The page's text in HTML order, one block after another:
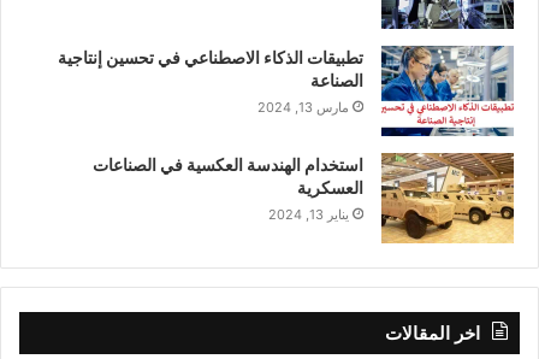
تطبيقات الذكاء الاصطناعي في تحسين إنتاجية
الصناعة
مارس 13, 2024
استخدام الهندسة العكسية في الصناعات
العسكرية
يناير 13, 2024
اخر المقالات